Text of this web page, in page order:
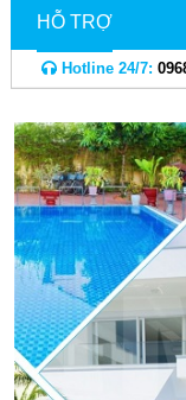
HỖ TRỢ
Hotline 24/7: